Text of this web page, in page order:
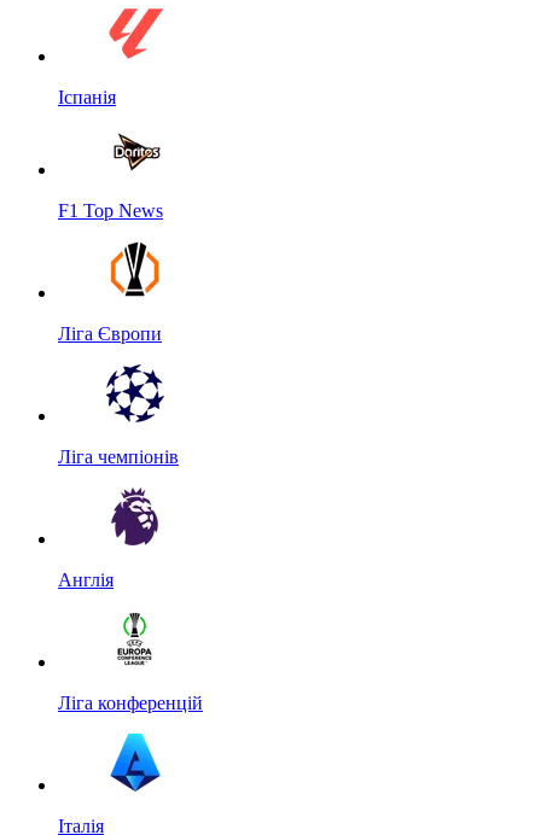
Іспанія
F1 Top News
Ліга Європи
Ліга чемпіонів
Англія
Ліга конференцій
Італія